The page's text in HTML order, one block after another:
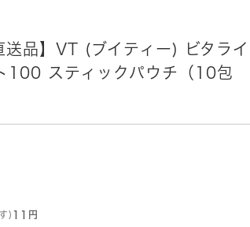
品】VT (ブイティー) ビタライ
100 スティックパウチ（10包
) 11円